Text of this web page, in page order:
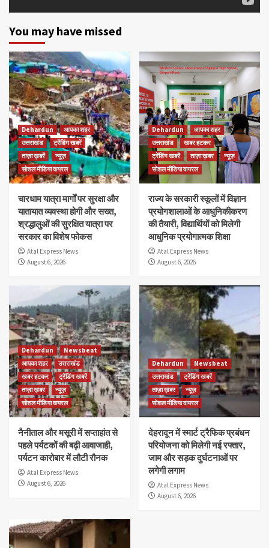
You may have missed
Dehardun
आपका शहर
उत्तराखंड
ट्रेंडिंग खबरें
ताज़ा ख़बरें
न्यूज़
सोशल मीडिया वायरल
चारधाम यात्रा मार्गों पर सुरक्षा और
यातायात व्यवस्था होगी और सख्त,
श्रद्धालुओं की सुरक्षित यात्रा पर
सरकार का विशेष फोकस
Atal Express News
August 6, 2026
Dehardun
आपका शहर
उत्तराखंड
खबर हटकर
ट्रेंडिंग खबरें
ताज़ा ख़बर
न्यूज़
सोशल मीडिया वायरल
राज्य के सरकारी स्कूलों में विज्ञान
प्रयोगशालाओं के आधुनिकीकरण
की तैयारी, विद्यार्थियों को मिलेगी
आधुनिक प्रयोगात्मक शिक्षा
Atal Express News
August 6, 2026
Dehardun
Newsbeat
आपका शहर
उत्तराखंड
खबर हटकर
ट्रेंडिंग खबरें
ताज़ा ख़बर
न्यूज़
सोशल मीडिया वायरल
नैनीताल और मसूरी में सप्ताहांत से
पहले पर्यटकों की बढ़ी आवाजाही,
पर्यटन कारोबार में लौटी रौनक
Atal Express News
August 6, 2026
Dehardun
Newsbeat
उत्तराखंड
ट्रेंडिंग खबरें
ताज़ा ख़बर
न्यूज़
सोशल मीडिया वायरल
देहरादून में स्मार्ट ट्रैफिक प्रबंधन
परियोजना को मिलेगी नई रफ्तार,
जाम और सड़क दुर्घटनाओं पर
लगेगी लगाम
Atal Express News
August 6, 2026